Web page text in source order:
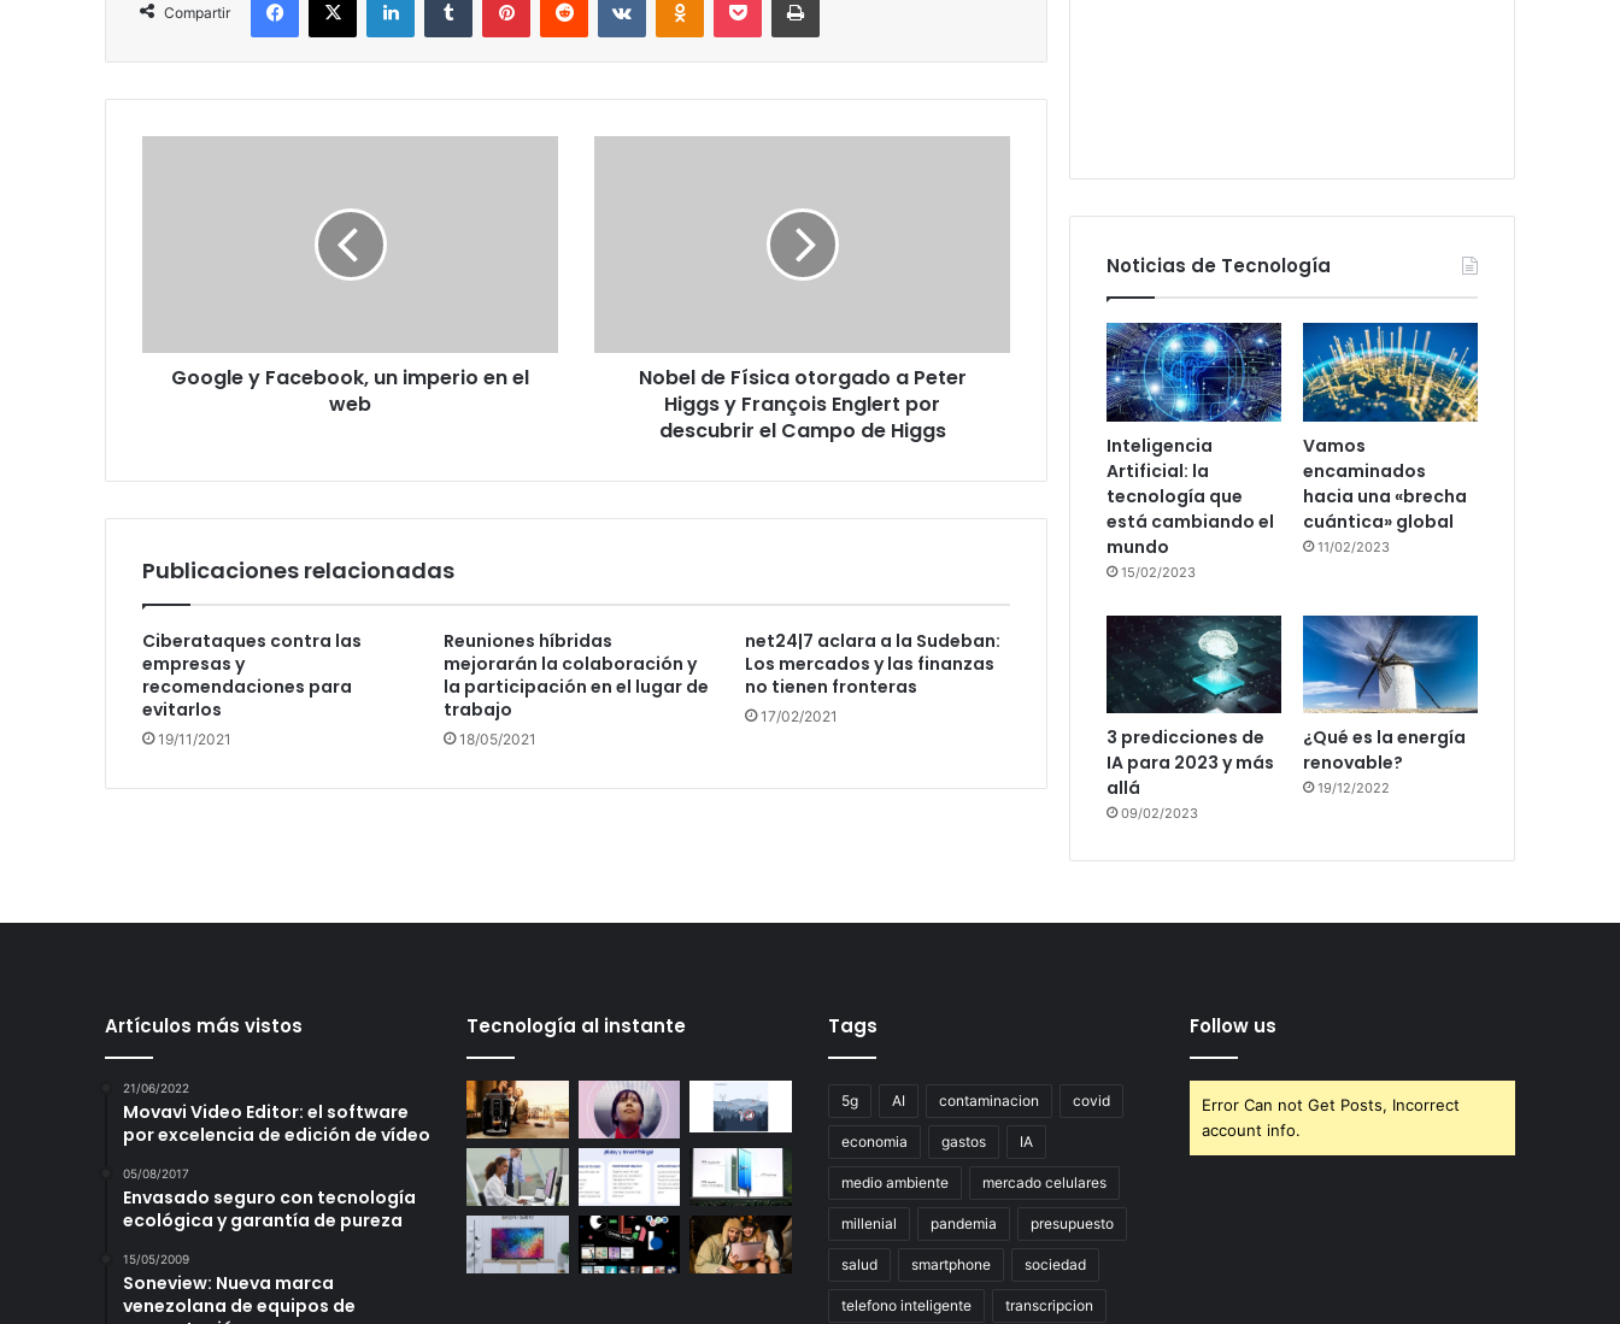
Compartir
Google y Facebook, un imperio en el
web
François
Englert
descubrir
Nobel de Física otorgado a Peter
Higgs y François Englert por
descubrir el Campo de Higgs
Publicaciones relacionadas
Ciberataques contra las
empresas y
recomendaciones para
evitarlos
19/11/2021
Reuniones híbridas
mejorarán la colaboración y
la participación en el lugar de
trabajo
18/05/2021
net24|7 aclara a la Sudeban:
Los mercados y las finanzas
no tienen fronteras
17/02/2021
Noticias de Tecnología
Inteligencia
Artificial: la
tecnología que
está cambiando el
mundo
15/02/2023
Vamos
encaminados
hacia una «brecha
cuántica» global
11/02/2023
3 predicciones de
IA para 2023 y más
allá
09/02/2023
¿Qué es la energía
renovable?
19/12/2022
Artículos más vistos
21/06/2022
Movavi Video Editor: el software
por excelencia de edición de vídeo
05/08/2017
Envasado seguro con tecnología
ecológica y garantía de pureza
15/05/2009
Soneview: Nueva marca
venezolana de equipos de
Tecnología al instante Tags
5g AI contaminacion covid
economia gastos IA
medio ambiente mercado celulares
millenial pandemia presupuesto
salud smartphone sociedad
telefono inteligente transcripcion
Follow us
Error Can not Get Posts, Incorrect
account info.